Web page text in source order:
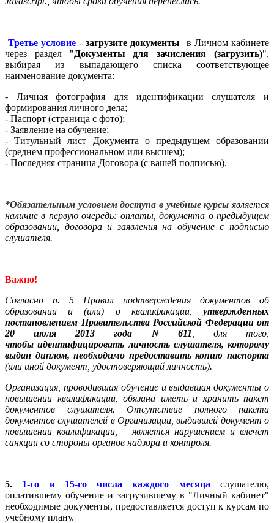
Третье условие - загрузите документы
в Личном кабинете
через раздел "Документы для зачисления (загрузить)",
выбирая из выпадающего списка соответствующее
наименование документа:
- Личная фотография для идентификации слушателя и
формирования личного дела;
- Паспорт (страница с фото);
- Заявление на обучение;
- Титульный лист Документа о предыдущем образовании
(среднем профессиональном или высшем);
- Последняя страница Договора (с вашей подписью).
*Обязательным условием доступа в учебные курсы является
наличие в первую очередь: оплаты,документа о предыдущем
образовании, договора и заявления на обучение с подписью
слушателя.
Важно!
Согласно п. 5 Правил подтверждения документов об
образовании и (или) о квалификации, утвержденных
постановлением Правительства Российской Федерации от
20 июля 2013 года N 611 , для того,
чтобы идентифицировать личность слушателя, которому
выдан диплом, необходимо предоставить копию паспорта
(или иной документ, удостоверяющий личность).
Организация, проводившая обучение и выдавшая документы о
повышении квалификации, обязана иметь и хранить пакет
документов слушателя. Отсутствие полного пакета
документов слушателей в Организации, выдавшей документ о
повышении квалификации, является нарушением и влечет
санкции со стороны органов надзора и контроля.
5. 1-го и 15-го числа каждого месяца
слушателю,
оплатившему обучение и загрузившему в "Личный кабинет"
необходимые документы, предоставляется доступ к курсам по
учебному плану.